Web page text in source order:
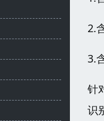
2.
3.
针
识